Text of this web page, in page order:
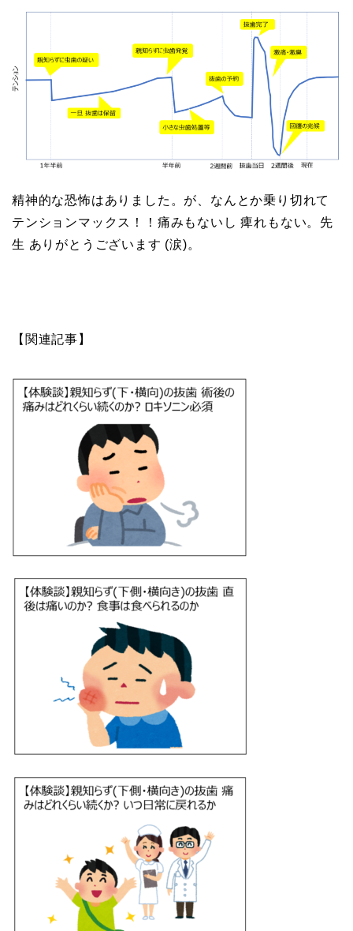
精神的な恐怖はありました。が、なんとか乗り切れて
テンションマックス！！痛みもないし 痺れもない。先
生 ありがとうございます (涙)。
【関連記事】